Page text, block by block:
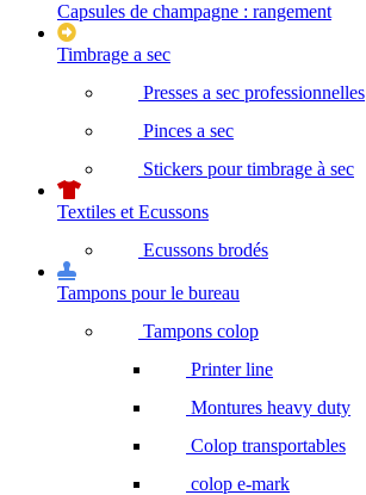
Capsules de champagne : rangement
Timbrage a sec
Presses a sec professionnelles
Pinces a sec
Stickers pour timbrage à sec
Textiles et Ecussons
Ecussons brodés
Tampons pour le bureau
Tampons colop
Printer line
Montures heavy duty
Colop transportables
colop e-mark